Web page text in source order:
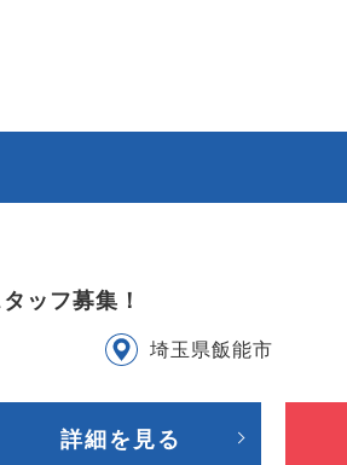
ッフ募集！
埼玉県飯能市
詳細を見る